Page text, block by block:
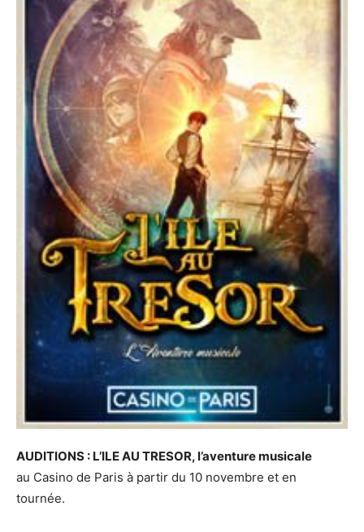
AUDITIONS : L’ILE AU TRESOR, l’aventure musicale
au Casino de Paris à partir du 10 novembre et en
tournée.